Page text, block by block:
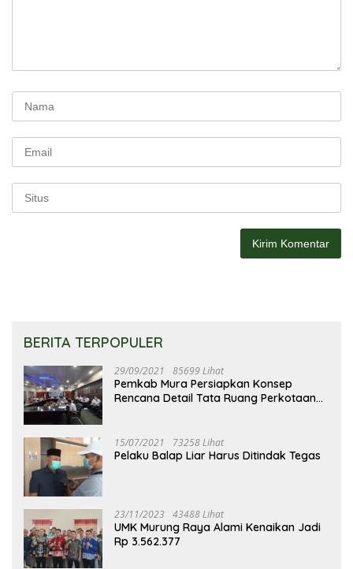
BERITA TERPOPULER
29/09/2021 85699 Lihat
Pemkab Mura Persiapkan Konsep
Rencana Detail Tata Ruang Perkotaan
15/07/2021 73258 Lihat
Pelaku Balap Liar Harus Ditindak Tegas
23/11/2023 43488 Lihat
UMK Murung Raya Alami Kenaikan Jadi
Rp 3.562.377